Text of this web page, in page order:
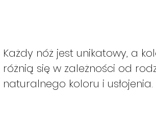
Każdy nóż jest unikatowy, a
różnią się w zależności od
naturalnego koloru i usłojenia.